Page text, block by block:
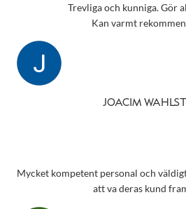
Trevliga och kunniga. Gör
Kan varmt
JOACIM
Mycket kompetent personal och
att va deras kund